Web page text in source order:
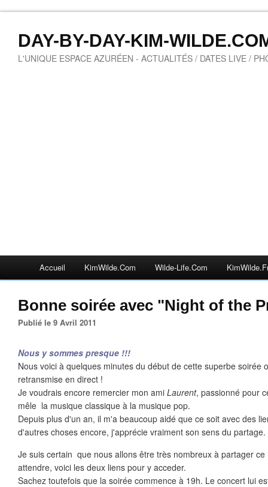
DAY-BY-DAY-KIM-
L'UNIQUE ESPACE AZURÉEN - ACTUALITÉS / DATES LIVE /
Accueil KimWilde.com Wilde-Life.com
Bonne soirée avec "Night of the
Publié le 9 Avril 2011
Nous y sommes presque !!!
Nous voici à quelques minutes du début de cette superbe soirée
retransmise en direct !
Je voudrais encore remercier mon ami Laurent, passionné pour
mêle la musique classique à la musique pop.
Depuis plus d'un an, il m'a beaucoup aidé que ce soit avec des
d'autres choses encore, j'apprécie vraiment son sens du partage.
Je suis certain que nous allons être très nombreux à partager
attendre, voici les deux liens pour y acceder.
Sachez toutefois que la soirée commence à 19h. Le concert lui